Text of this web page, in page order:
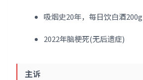
吸烟史20年，每日饮白酒200g
2022年脑梗死(无后遗症)
主诉